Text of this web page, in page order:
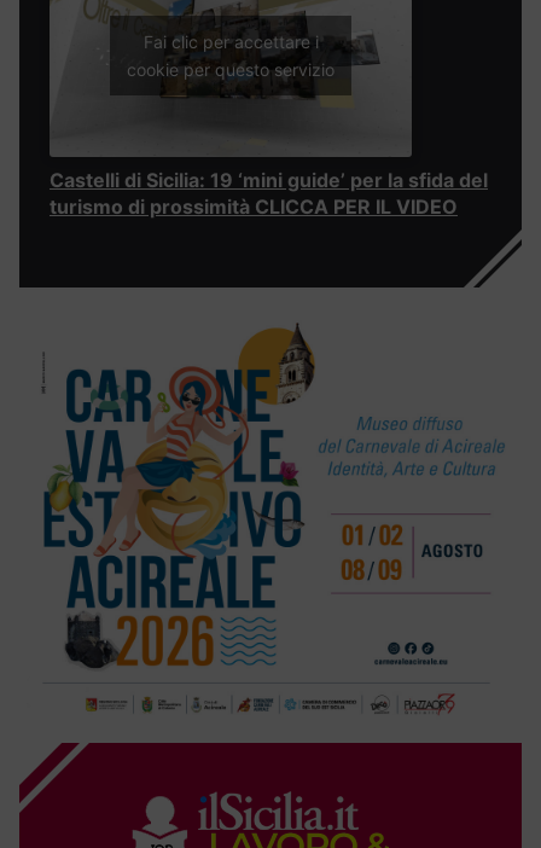
Fai clic per accettare i
cookie per questo servizio
Castelli di Sicilia: 19 ‘mini guide’ per la sfida del
turismo di prossimità CLICCA PER IL VIDEO